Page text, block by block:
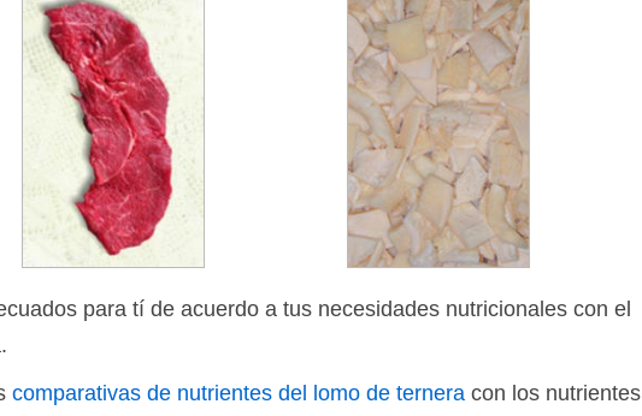
para tí de acuerdo a tus necesidades nutricionales con el
comparativas de nutrientes del lomo de ternera con los nutrientes